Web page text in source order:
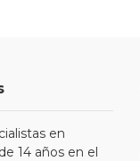
en
14 años en el